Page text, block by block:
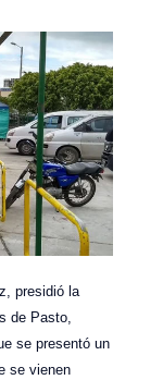
presidió la
de Pasto,
se presentó un
se vienen